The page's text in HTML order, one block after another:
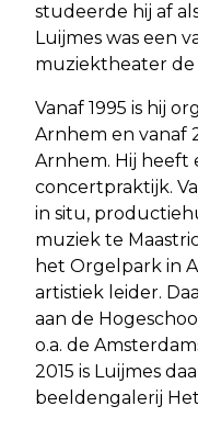
studeerde hij af
Luijmes was een
muziektheater de
Vanaf 1995 is hij
Arnhem en vanaf
Arnhem. Hij heeft
concertpraktijk.
in situ,
muziek te
het Orgelpark in
artistiek leider.
aan de
o.a. de
2015 is Luijmes
beeldengalerij